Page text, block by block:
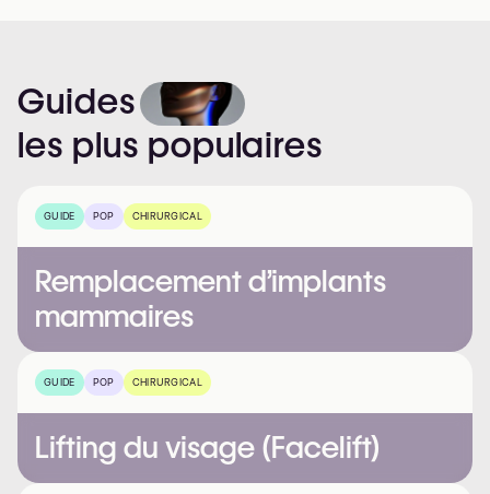
Guides
les plus populaires
GUIDE POP CHIRURGICAL
Remplacement d’implants
mammaires
GUIDE POP CHIRURGICAL
Lifting du visage (Facelift)